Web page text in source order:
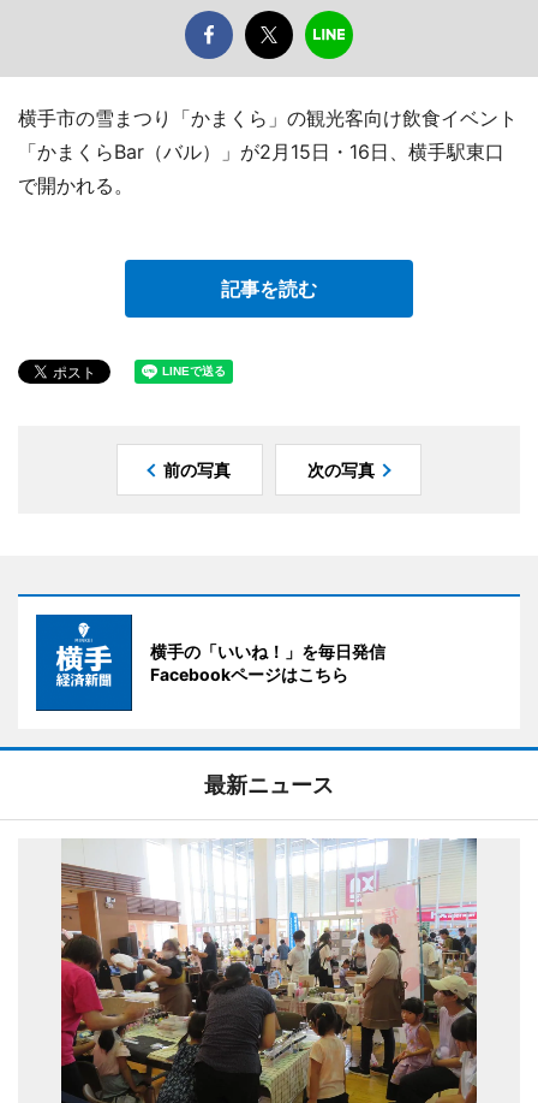
横手市の雪まつり「かまくら」の観光客向け飲食イベント
「かまくらBar（バル）」が2月15日・16日、横手駅東口
で開かれる。
記事を読む
前の写真 次の写真
横手の「いいね！」を毎日発信
Facebookページはこちら
最新ニュース